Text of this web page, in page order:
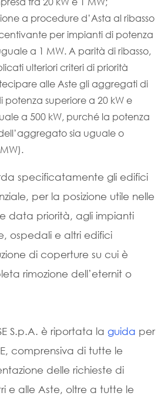
a procedure d’Asta al ribasso
per impianti di potenza
a 1 MW. A parità di ribasso,
ulteriori criteri di priorità
alle Aste gli aggregati di
potenza superiore a 20 kW e
a 500 kW, purché la potenza
sia uguale o
specificatamente gli edifici
per la posizione utile nelle
data priorità, agli impianti
ospedali e altri edifici
di coperture su cui è
rimozione dell’eternit o
S.p.A. è riportata la guida per
comprensiva di tutte le
delle richieste di
e alle Aste, oltre a tutte le